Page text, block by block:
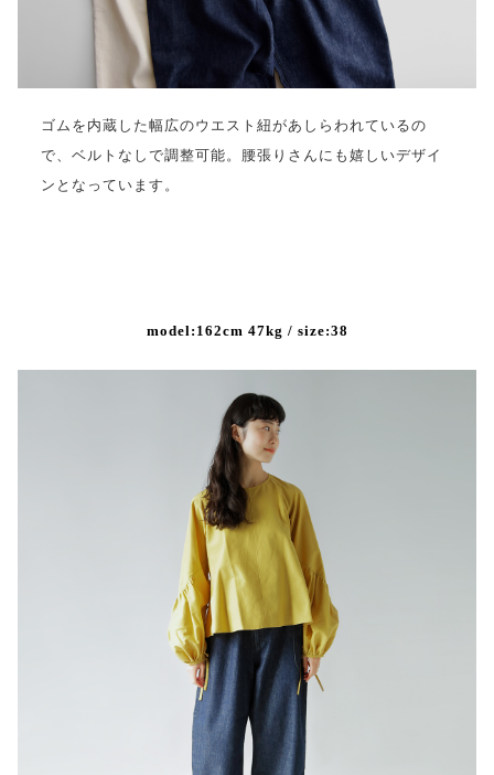
ゴムを内蔵した幅広のウエスト紐があしらわれているの
で、ベルトなしで調整可能。腰張りさんにも嬉しいデザイ
ンとなっています。
model:162cm 47kg / size:38